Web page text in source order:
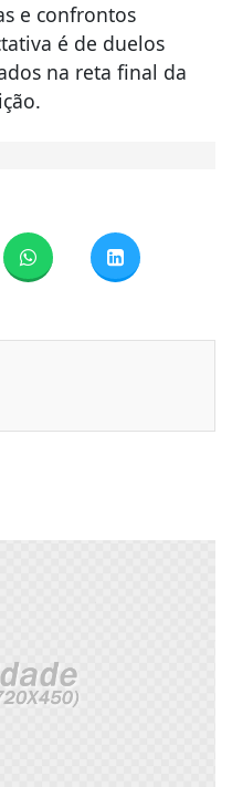
e confrontos
é de duelos
na reta final da